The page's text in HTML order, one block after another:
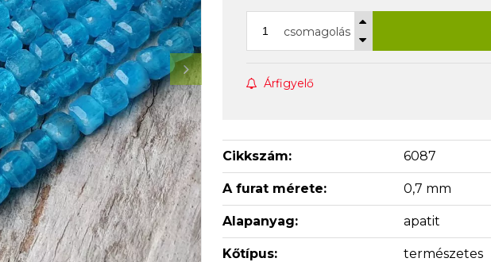
csomagolás
Árfigyelő
Cikkszám: 6087
A furat mérete: 0,7 mm
Alapanyag: apatit
Kőtípus: természetes